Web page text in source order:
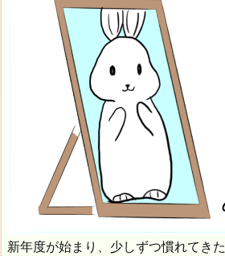
新年度が始まり、少しずつ慣れてきた